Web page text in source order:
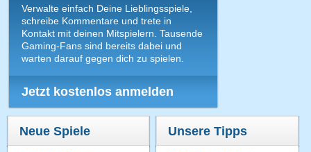
Verwalte einfach Deine Lieblingsspiele,
schreibe Kommentare und trete in
Kontakt mit deinen Mitspielern. Tausende
Gaming-Fans sind bereits dabei und
warten darauf gegen dich zu spielen.
Jetzt kostenlos anmelden
Neue Spiele Unsere Tipps